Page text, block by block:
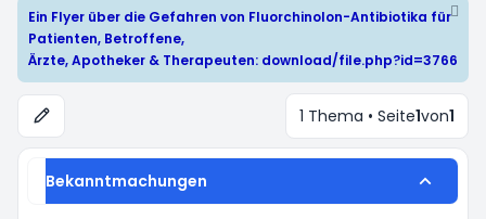
Ein Flyer über die Gefahren von Fluorchinolon-Antibiotika für
Patienten, Betroffene,
Ärzte, Apotheker & Therapeuten: download/file.php?id=3766
1 Thema • Seite1von1
Bekanntmachungen